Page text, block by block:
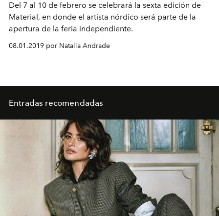
Del 7 al 10 de febrero se celebrará la sexta edición de
Material, en donde el artista nórdico será parte de la
apertura de la feria independiente.
08.01.2019 por Natalia Andrade
Entradas recomendadas